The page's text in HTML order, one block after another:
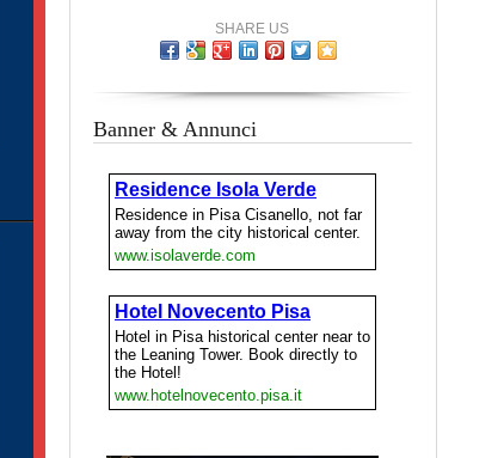
SHARE US
Banner & Annunci